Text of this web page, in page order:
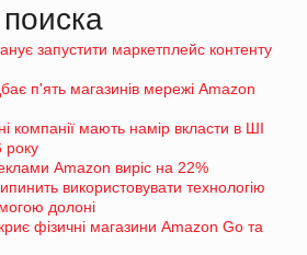
запустити маркетплейс контенту
п'ять магазинів мережі Amazon
компанії мають намір вкласти в ШІ
року
Amazon виріс на 22%
використовувати технологію
долоні
фізичні магазини Amazon Go та